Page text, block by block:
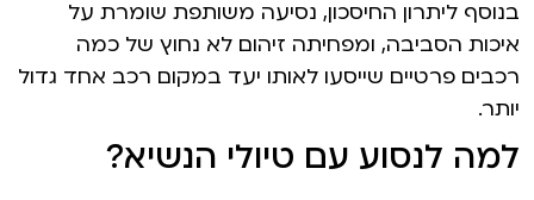
בנוסף ליתרון החיסכון, נסיעה משותפת שומרת על
איכות הסביבה, ומפחיתה זיהום לא נחוץ של כמה
רכבים פרטיים שייסעו לאותו יעד במקום רכב אחד גדול
יותר.
למה לנסוע עם טיולי הנשיא?